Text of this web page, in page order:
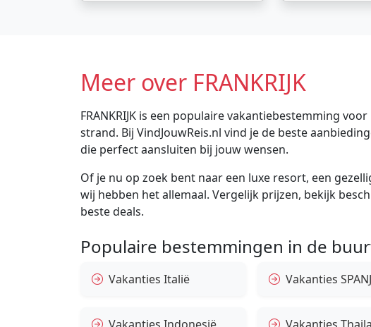
Meer over FRANKRIJK
FRANKRIJK is een populaire vakantiebestemming
strand. Bij VindJouwReis.nl vind je de beste
die perfect aansluiten bij jouw wensen.
Of je nu op zoek bent naar een luxe resort, een
wij hebben het allemaal. Vergelijk prijzen, bekijk
beste deals.
Populaire bestemmingen in de
Vakanties Italië Vakanties